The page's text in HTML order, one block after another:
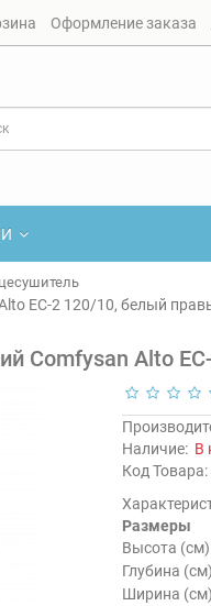
Оформление заказа
EC-2 120/10, белый
Comfysan Alto
Наличие: В
Код Товара:
Размеры
Высота (см)
Глубина (см)
Ширина (см)